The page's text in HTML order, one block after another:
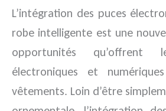
L’intégration des puces
robe intelligente est une
opportunités qu’offrent
électroniques et
vêtements. Loin d’être